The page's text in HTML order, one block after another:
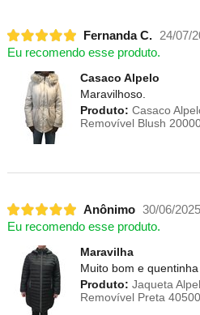
Fernanda C.
24/07/
Eu recomendo esse produto.
Casaco Alpelo
Maravilhoso.
Produto: Casaco
Removível Blush
Anônimo 30/06/2025
Eu recomendo esse produto.
Maravilha
Muito bom e quentinha
Produto: Jaqueta
Removível Preta